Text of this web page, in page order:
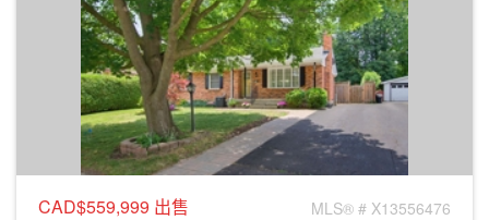
CAD$559,999 出售 MLS® # X13556476